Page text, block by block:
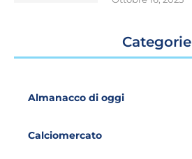
Categorie
Almanacco di oggi
Calciomercato